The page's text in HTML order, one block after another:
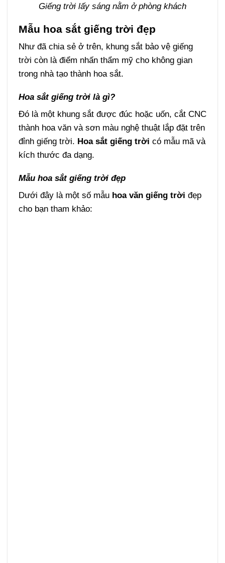
Giếng trời lấy sáng nằm ở phòng khách
Mẫu hoa sắt giếng trời đẹp
Như đã chia sẻ ở trên, khung sắt bảo vệ giếng
trời còn là điểm nhấn thẩm mỹ cho không gian
trong nhà tạo thành hoa sắt.
Hoa sắt giếng trời là gì?
Đó là một khung sắt được đúc hoặc uốn, cắt CNC
thành hoa văn và sơn màu nghệ thuật lắp đặt trên
đỉnh giếng trời. Hoa sắt giếng trời có mẫu mã và
kích thước đa dạng.
Mẫu hoa sắt giếng trời đẹp
Dưới đây là một số mẫu hoa văn giếng trời đẹp
cho bạn tham khảo: